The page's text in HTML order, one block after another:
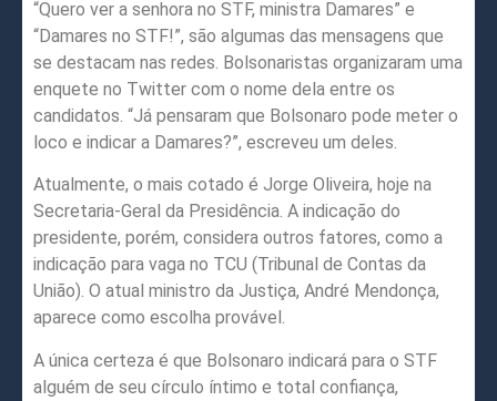
“Quero ver a senhora no STF, ministra Damares” e
“Damares no STF!”, são algumas das mensagens que
se destacam nas redes. Bolsonaristas organizaram uma
enquete no Twitter com o nome dela entre os
candidatos. “Já pensaram que Bolsonaro pode meter o
loco e indicar a Damares?”, escreveu um deles.
Atualmente, o mais cotado é Jorge Oliveira, hoje na
Secretaria-Geral da Presidência. A indicação do
presidente, porém, considera outros fatores, como a
indicação para vaga no TCU (Tribunal de Contas da
União). O atual ministro da Justiça, André Mendonça,
aparece como escolha provável.
A única certeza é que Bolsonaro indicará para o STF
alguém de seu círculo íntimo e total confiança,